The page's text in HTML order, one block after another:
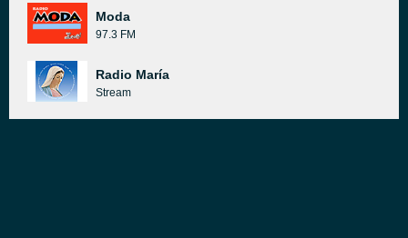
Moda
97.3 FM
Radio María
Stream